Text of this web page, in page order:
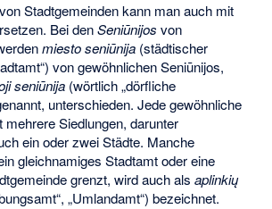
Stadtgemeinden kann man auch mit
Bei denSeniūnijos von
miesto seniūnija (städtischer
von gewöhnlichen Seniūnijos,
seniūnija (wörtlich „dörfliche
unterschieden. Jede gewöhnliche
mehrere Siedlungen, darunter
ein oder zwei Städte. Manche
gleichnamiges Stadtamt oder eine
grenzt, wird auch alsaplinkių
„Umlandamt“) bezeichnet.